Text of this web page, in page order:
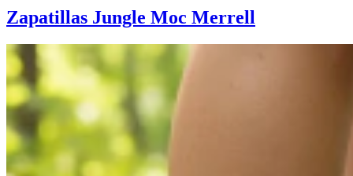
Zapatillas Jungle Moc Merrell